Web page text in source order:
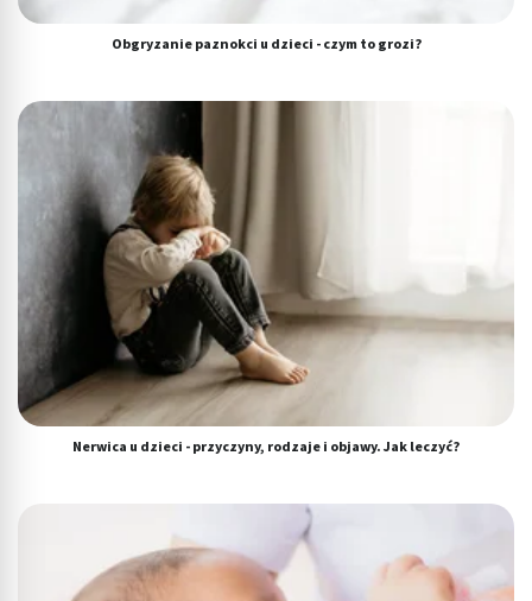
Obgryzanie paznokci u dzieci - czym to grozi?
Nerwica u dzieci - przyczyny, rodzaje i objawy. Jak leczyć?
Użycie dokładnych danych geolokalizacyjnych
Cele przetwarzania inne niż IAB:
Niezbędne
Wydajność (Performance)
Reklama / śledzenie